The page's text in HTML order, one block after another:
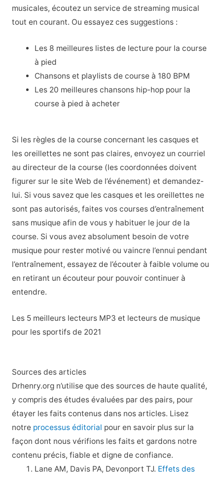
musicales, écoutez un service de streaming musical
tout en courant. Ou essayez ces suggestions :
Les 8 meilleures listes de lecture pour la course
à pied
Chansons et playlists de course à 180 BPM
Les 20 meilleures chansons hip-hop pour la
course à pied à acheter
Si les règles de la course concernant les casques et
les oreillettes ne sont pas claires, envoyez un courriel
au directeur de la course (les coordonnées doivent
figurer sur le site Web de l’événement) et demandez-
lui. Si vous savez que les casques et les oreillettes ne
sont pas autorisés, faites vos courses d’entraînement
sans musique afin de vous y habituer le jour de la
course. Si vous avez absolument besoin de votre
musique pour rester motivé ou vaincre l’ennui pendant
l’entraînement, essayez de l’écouter à faible volume ou
en retirant un écouteur pour pouvoir continuer à
entendre.
Les 5 meilleurs lecteurs MP3 et lecteurs de musique
pour les sportifs de 2021
Sources des articles
Drhenry.org n’utilise que des sources de haute qualité,
y compris des études évaluées par des pairs, pour
étayer les faits contenus dans nos articles. Lisez
notre processus éditorial pour en savoir plus sur la
façon dont nous vérifions les faits et gardons notre
contenu précis, fiable et digne de confiance.
Lane AM, Davis PA, Devonport TJ. Effets des